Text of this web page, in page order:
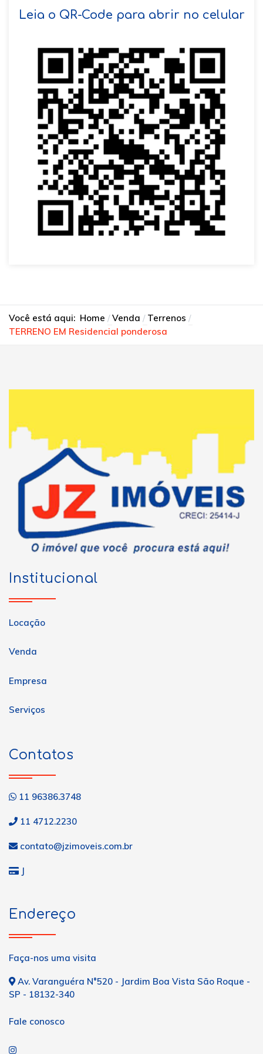
Leia o QR-Code para abrir no celular
Você está aqui: Home Venda
Terrenos
TERRENO EM Residencial ponderosa
Institucional
Locação
Venda
Empresa
Serviços
Contatos
11 96386.3748
11 4712.2230
contato@jzimoveis.com.br
J
Endereço
Faça-nos uma visita
Av. Varanguéra N°520 - Jardim Boa Vista São Roque -
SP - 18132-340
Fale conosco